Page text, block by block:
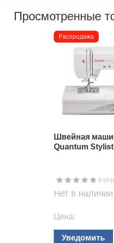
Просмотренные
Распродажа
Швейная
Quantum
0
Нет в наличии
Цена:
Уведомить